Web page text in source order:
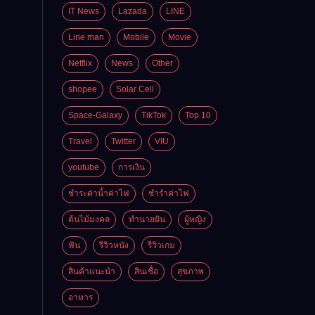
IT News Lazada LINE
Line man Mobile Movie
Netflix News Other
shopee Solar Cell
Space-Galaxy TikTok Top 10
Travel Twitter VIU
youtube การเงิน
ชำระค่าน้ำค่าไฟ ชำรำค่าไฟ
ต้นไม้มงคล ทำนายฝัน ผู้หญิง
ฟัน รีวิวหนัง รีวิวเกม
สินค้าแนะนำ สินเชื่อ สุขภาพ
อาหาร